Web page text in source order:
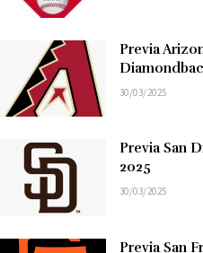
Previa
30/03/2025
Previa San
2025
30/03/2025
Previa San